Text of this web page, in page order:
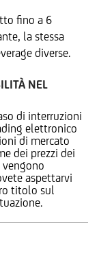
fino a 6
la stessa
diverse.
NEL
di interruzioni
elettronico
di mercato
dei prezzi dei
aspettarvi
titolo sul